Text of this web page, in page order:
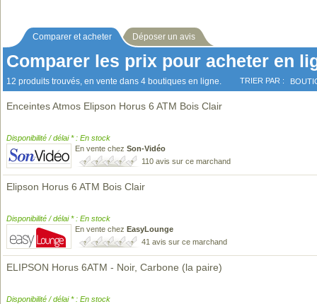
Comparer et acheter Déposer un avis
Comparer les prix pour acheter en
12 produits trouvés, en vente dans 4 boutiques en ligne. TRIER PAR :
Enceintes Atmos Elipson Horus 6 ATM Bois Clair
Disponibilité / délai * : En stock
En vente chez Son-Vidéo
110 avis sur ce marchand
Elipson Horus 6 ATM Bois Clair
Disponibilité / délai * : En stock
En vente chez EasyLounge
41 avis sur ce marchand
ELIPSON Horus 6ATM - Noir, Carbone (la paire)
Disponibilité / délai * : En stock